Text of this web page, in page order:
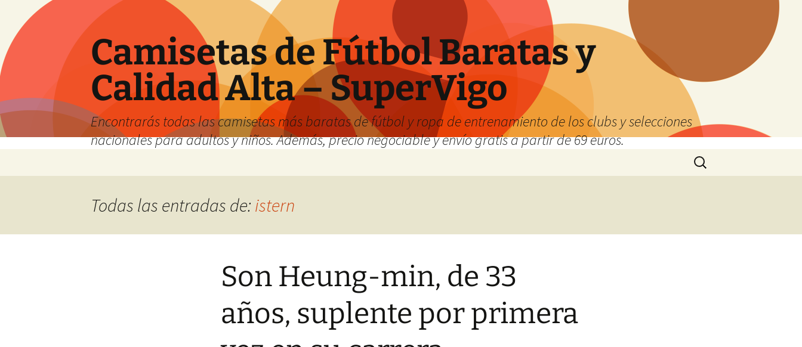
Camisetas de Fútbol Baratas y
Calidad Alta – SuperVigo
Encontrarás todas las camisetas más baratas de fútbol y ropa de entrenamiento de los clubs y selecciones
nacionales para adultos y niños. Además, precio negociable y envío gratis a partir de 69 euros.
Buscar:
Todas las entradas de: istern
Son Heung-min, de 33
años, suplente por primera